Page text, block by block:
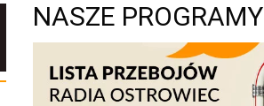
NASZE PROGRAMY